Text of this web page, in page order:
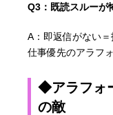
Q3：既読スルーが
A：即返信がない＝
仕事優先のアラフ
◆アラフォ
の敵